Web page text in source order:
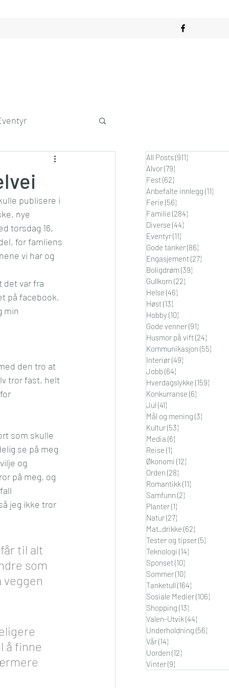
Orden
publisere i
nye
torsdag 16.
for famliens
vi har og
det var fra
på facebook,
min
den tro at
tror fast, helt
som skulle
se på meg
og
på meg, og
jeg ikke tror
til alt
som
veggen
å finne
All Posts(911)
Alvor(79)
Fest(62)
Anbefalte innlegg (11)
Ferie (56)
Familie (284)
Diverse (44)
Eventyr(11)
Gode tanker(86)
Engasjement(27)
Boligdrøm(39)
Gullkorn (22)
Helse (46)
Høst(13)
Hobby (10)
Gode venner(91)
Husmor på vift(24)
Kommunikasjon (55)
Interiør(49)
Jobb (64)
Hverdagslykke (159)
Konkurranse (6)
Jul (41)
Mål og mening (3)
Kultur(53)
Media (6)
Reise (1)
Økonomi (12)
Orden (28)
Romantikk(11)
Samfunn (2)
Planter(1)
Natur(27)
Mat_drikke (62)
Tester og tipser(5)
Teknologi (14)
Sponset(10)
Sommer(10)
Tanketull (164)
Sosiale Medier(106)
Shopping (13)
Valen-Utvik(44)
Underholdning (56)
Vår(14)
Uorden (12)
Vinter(9)